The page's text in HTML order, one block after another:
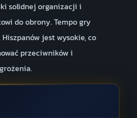
solidnej organizacji i
do obrony. Tempo gry
jest wysokie, co
przeciwników i